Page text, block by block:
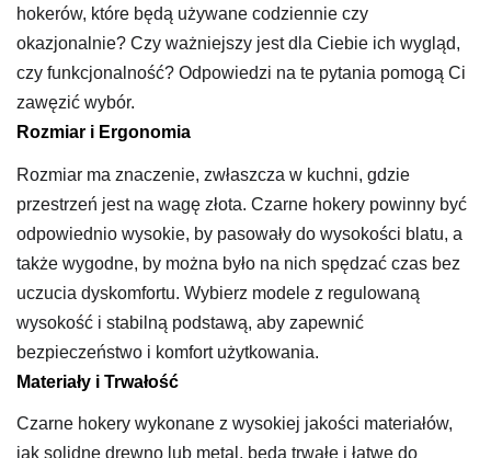
hokerów, które będą używane codziennie czy
okazjonalnie? Czy ważniejszy jest dla Ciebie ich wygląd,
czy funkcjonalność? Odpowiedzi na te pytania pomogą Ci
zawęzić wybór.
Rozmiar i Ergonomia
Rozmiar ma znaczenie, zwłaszcza w kuchni, gdzie
przestrzeń jest na wagę złota. Czarne hokery powinny być
odpowiednio wysokie, by pasowały do wysokości blatu, a
także wygodne, by można było na nich spędzać czas bez
uczucia dyskomfortu. Wybierz modele z regulowaną
wysokość i stabilną podstawą, aby zapewnić
bezpieczeństwo i komfort użytkowania.
Materiały i Trwałość
Czarne hokery wykonane z wysokiej jakości materiałów,
jak solidne drewno lub metal, będą trwałe i łatwe do